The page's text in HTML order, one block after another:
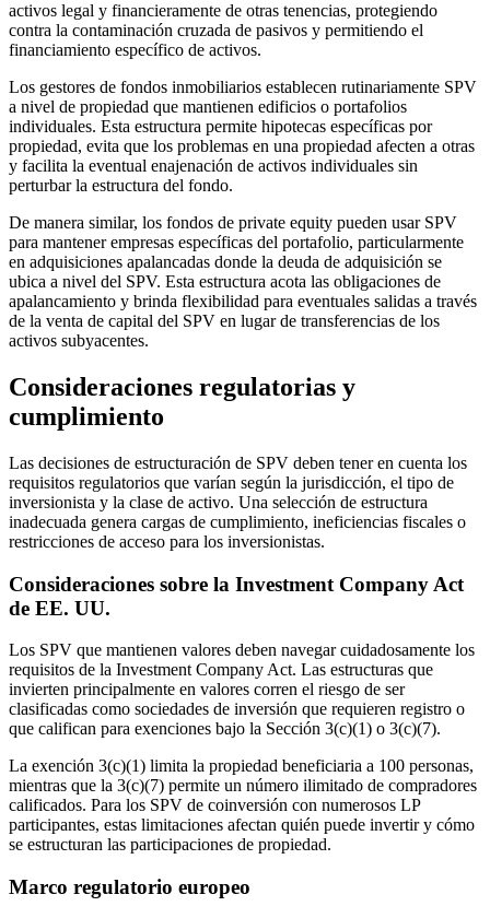
activos legal y financieramente de otras tenencias, protegiendo
contra la contaminación cruzada de pasivos y permitiendo el
financiamiento específico de activos.
Los gestores de fondos inmobiliarios establecen rutinariamente SPV
a nivel de propiedad que mantienen edificios o portafolios
individuales. Esta estructura permite hipotecas específicas por
propiedad, evita que los problemas en una propiedad afecten a otras
y facilita la eventual enajenación de activos individuales sin
perturbar la estructura del fondo.
De manera similar, los fondos de private equity pueden usar SPV
para mantener empresas específicas del portafolio, particularmente
en adquisiciones apalancadas donde la deuda de adquisición se
ubica a nivel del SPV. Esta estructura acota las obligaciones de
apalancamiento y brinda flexibilidad para eventuales salidas a través
de la venta de capital del SPV en lugar de transferencias de los
activos subyacentes.
Consideraciones regulatorias y
cumplimiento
Las decisiones de estructuración de SPV deben tener en cuenta los
requisitos regulatorios que varían según la jurisdicción, el tipo de
inversionista y la clase de activo. Una selección de estructura
inadecuada genera cargas de cumplimiento, ineficiencias fiscales o
restricciones de acceso para los inversionistas.
Consideraciones sobre la Investment Company Act
de EE. UU.
Los SPV que mantienen valores deben navegar cuidadosamente los
requisitos de la Investment Company Act. Las estructuras que
invierten principalmente en valores corren el riesgo de ser
clasificadas como sociedades de inversión que requieren registro o
que califican para exenciones bajo la Sección 3(c)(1) o 3(c)(7).
La exención 3(c)(1) limita la propiedad beneficiaria a 100 personas,
mientras que la 3(c)(7) permite un número ilimitado de compradores
calificados. Para los SPV de coinversión con numerosos LP
participantes, estas limitaciones afectan quién puede invertir y cómo
se estructuran las participaciones de propiedad.
Marco regulatorio europeo